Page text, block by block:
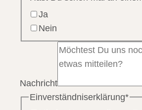
Ja
Nein
Nachricht
Einverständniserklärung*